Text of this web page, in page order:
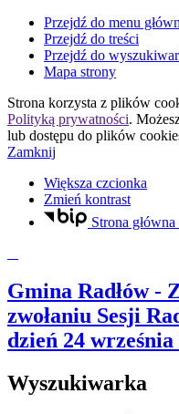
Przejdź do menu
Przejdź do treści
Przejdź do
Mapa strony
Strona korzysta z plików
Polityką prywatności.
lub dostępu do plików
Zamknij
Większa czcionka
Zmień kontrast
Strona
Gmina Radłów-
zwołaniu Sesji
dzień 24 września
Wyszukiwarka